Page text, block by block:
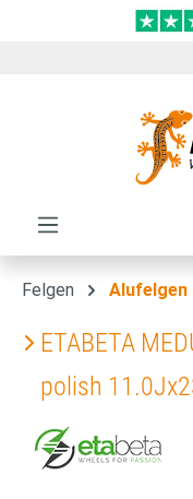
Zum Hauptinhalt
Felgen Alufelgen
ETABETA
polish